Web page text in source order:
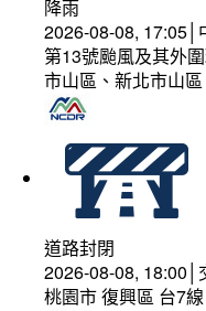
降雨
2026-08-08, 17:05│
第13號颱風及其外
市山區、新北市山
道路封閉
2026-08-08, 18:00│
桃園市 復興區 台7